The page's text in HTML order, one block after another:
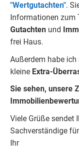
"Wertgutachten".
Informationen zum
Gutachten und
frei Haus.
Außerdem habe
kleine Extra-
Sie sehen, unsere
Viele Grüße sendet
Sachverständige
Ihr